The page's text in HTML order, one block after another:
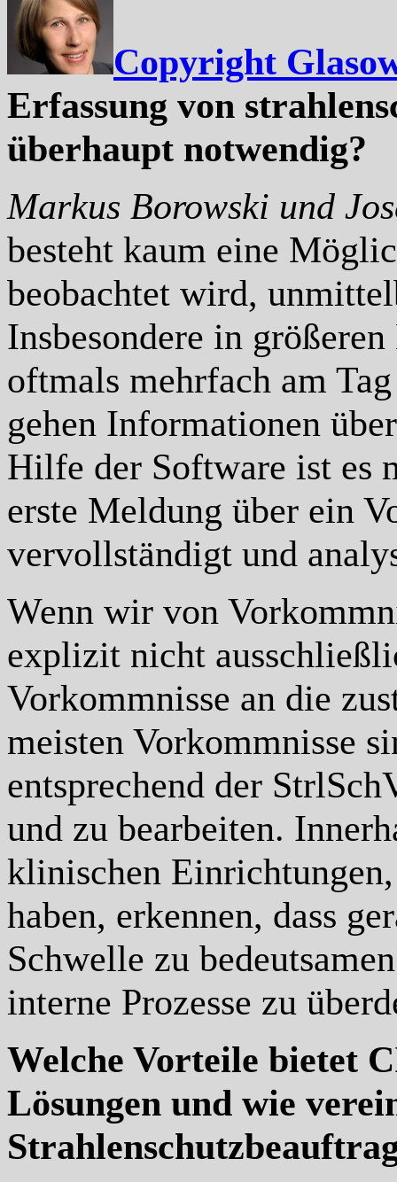
Copyright
Erfassung von
überhaupt notwendig?
Markus Borowski und
besteht kaum eine
beobachtet wird,
Insbesondere in
oftmals mehrfach am
gehen Informationen
Hilfe der Software ist es
erste Meldung über ein
vervollständigt und
Wenn wir von
explizit nicht
Vorkommnisse an die
meisten Vorkommnisse
entsprechend der
und zu bearbeiten.
klinischen
haben, erkennen, dass
Schwelle zu
interne Prozesse zu
Welche Vorteile bietet
Lösungen und wie